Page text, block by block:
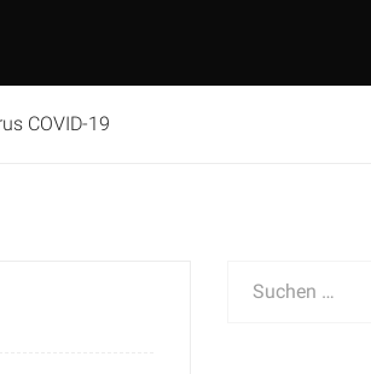
COVID-19